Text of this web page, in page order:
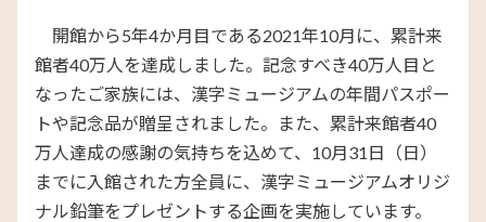
開館から5年4か月目である2021年10月に、累計来
館者40万人を達成しました。記念すべき40万人目と
なったご家族には、漢字ミュージアムの年間パスポー
トや記念品が贈呈されました。また、累計来館者40
万人達成の感謝の気持ちを込めて、10月31日（日）
までに入館された方全員に、漢字ミュージアムオリジ
ナル鉛筆をプレゼントする企画を実施しています。